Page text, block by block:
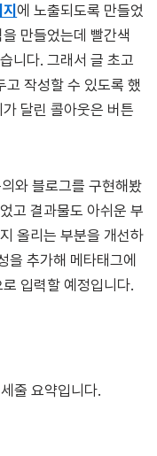
지에 노출되도록 만들었
만들었는데 빨간색
니다. 그래서 글 초고
고 작성할 수 있도록 했
달린 콜아웃은 버튼
와 블로그를 구현해봤
고 결과물도 아쉬운 부
올리는 부분을 개선하
을 추가해 메타태그에
입력할 예정입니다.
줄 요약입니다.